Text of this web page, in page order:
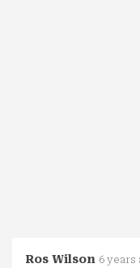
Ros Wilson 6 years